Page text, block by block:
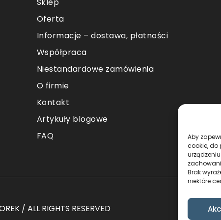
Aby
cookie,
Brak
niektóre
Oferta
Informacje – dostawa, płatności
Współpraca
Niestandardowe zamówienia
O firmie
Kontakt
Artykuły blogowe
FAQ
/ ALL RIGHTS RESERVED